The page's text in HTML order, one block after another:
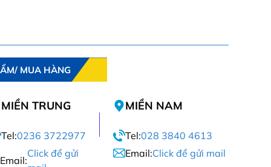
MUA HÀNG
MIỀN TRUNG
Tel:0236 3722977
Email:
Click để gửi
MIỀN NAM
Tel:028 3840 4613
Email:Click để gửi mail